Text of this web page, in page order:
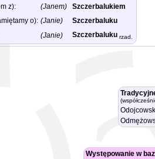
z):
(Janem)
Szczerbalukiem
o): (Janie)
Szczerbaluku
(Janie) Szczerbaluku rzad.
Występowanie w